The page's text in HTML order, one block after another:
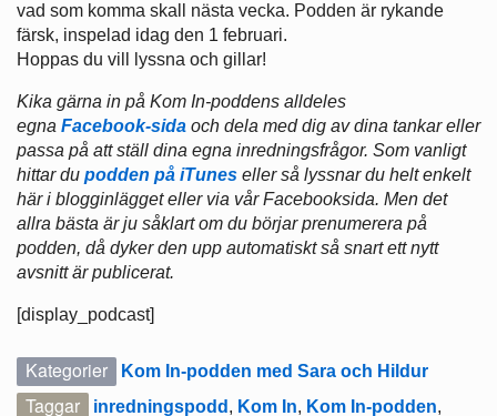
vad som komma skall nästa vecka. Podden är rykande
färsk, inspelad idag den 1 februari.
Hoppas du vill lyssna och gillar!
Kika gärna in på Kom In-poddens alldeles
egna Facebook-sida och dela med dig av dina tankar eller
passa på att ställ dina egna inredningsfrågor. Som vanligt
hittar du podden på iTunes eller så lyssnar du helt enkelt
här i blogginlägget eller via vår Facebooksida. Men det
allra bästa är ju såklart om du börjar prenumerera på
podden, då dyker den upp automatiskt så snart ett nytt
avsnitt är publicerat.
[display_podcast]
Kategorier Kom In-podden med Sara och Hildur
Taggar inredningspodd , Kom In, Kom In-podden,